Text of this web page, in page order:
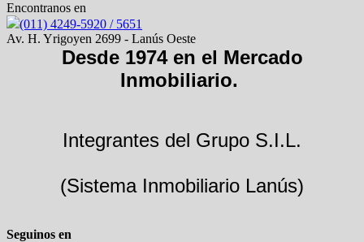
Encontranos en
(011) 4249-5920 / 5651
Av. H. Yrigoyen 2699 - Lanús Oeste
Desde 1974 en el Mercado
Inmobiliario.
Integrantes del Grupo S.I.L.
(Sistema Inmobiliario Lanús)
Seguinos en